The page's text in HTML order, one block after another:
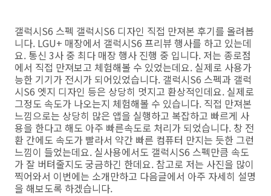
갤럭시S6 스펙 갤럭시S6 디자인 직접 만져본 후기를 올려봅
니다. LGU+ 매장에서 갤럭시S6 프리뷰 행사를 하고 있는데
요. 통신 3사 중 최다 매장 행사 진행 중 입니다. 저는 종로점
에서 직접 만져보고 체험해볼 수 있었는데요. 실제로 사용가
능한 기기가 전시가 되어있었습니다. 갤럭시S6 스펙과 갤럭
시S6 엣지 디자인 등은 상당히 멋지고 환상적인데요. 실제로
그정도 속도가 나오는지 체험해볼 수 있습니다. 직접 만져본
느낌으로는 상당히 많은 앱을 실행하고 복잡하고 빠르게 사
용을 한다고 해도 아주 빠른속도로 처리가 되었습니다. 창 전
환 간에도 속도가 빨라서 약간 빠른 컴퓨터 만지는 듯한 그런
느낌이 들었는데요. 실사용에서도 갤럭시S6 스펙만큼 속도
가 잘 버텨줄지도 궁금하긴 한데요. 참고로 저는 사진을 많이
찍어와서 이번에는 소개만하고 다음글에서 아주 자세히 설명
을 해보도록 하겠습니다.